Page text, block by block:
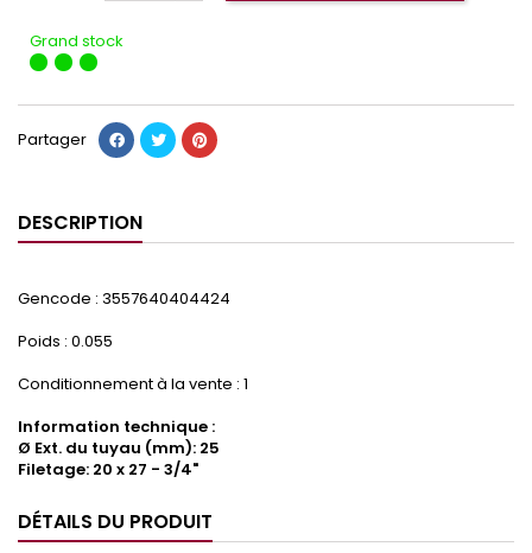
Grand stock
Partager
DESCRIPTION
Gencode : 3557640404424
Poids : 0.055
Conditionnement à la vente : 1
Information technique :
Ø Ext. du tuyau (mm): 25
Filetage: 20 x 27 - 3/4"
DÉTAILS DU PRODUIT